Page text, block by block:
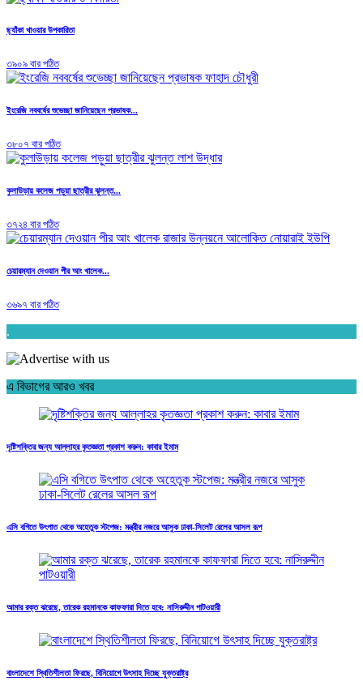
ছ্যাঁকা খাওয়ার উপকারিতা
৩৯০৯ বার পঠিত
ইংরেজি নববর্ষের শুভেচ্ছা জানিয়েছেন প্রভাষক...
৩৮০৭ বার পঠিত
কুলাউড়ায় কলেজ পড়ুয়া ছাত্রীর ঝুলন্ত...
৩৭২৪ বার পঠিত
চেয়ারম্যান দেওয়ান পীর আং খালেক...
৩৬৯৭ বার পঠিত
.
এ বিভাগের আরও খবর
দৃষ্টিশক্তির জন্য আল্লাহর কৃতজ্ঞতা প্রকাশ করুন: কাবার ইমাম
এসি বগিতে উৎপাত থেকে অহেতুক স্টপেজ: মন্ত্রীর নজরে আসুক ঢাকা-সিলেট রেলের আসল রূপ
আমার রক্ত ঝরেছে, তারেক রহমানকে কাফফারা দিতে হবে: নাসিরুদ্দীন পাটওয়ারী
বাংলাদেশে স্থিতিশীলতা ফিরছে, বিনিয়োগে উৎসাহ দিচ্ছে যুক্তরাষ্ট্র